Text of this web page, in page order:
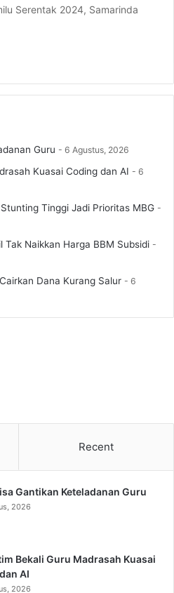
Serentak 2024, Samarinda
Guru 6 Agustus, 2026
Kuasai Coding dan AI
6
Tinggi Jadi Prioritas MBG
Tak Naikkan Harga BBM Subsidi
Dana Kurang Salur
6
Recent
Gantikan Keteladanan Guru
2026
Bekali Guru Madrasah Kuasai
AI
2026